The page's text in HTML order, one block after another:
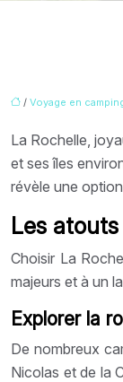
/ Voyage en
La Rochelle,
et ses îles
révèle une
Les
Choisir La
majeurs et à un
Explorer la
De nombreux
Nicolas et de la